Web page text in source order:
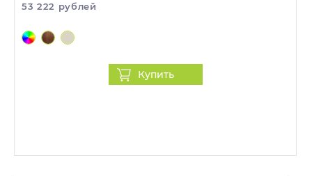
53 222 рублей
Купить